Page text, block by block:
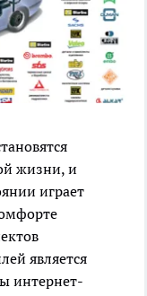
жизни, и
играет
является
интернет-